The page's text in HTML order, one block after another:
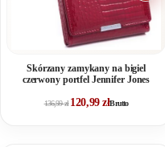
Skórzany zamykany na bigiel
czerwony portfel Jennifer Jones
136,99zł 120,99złBrutto